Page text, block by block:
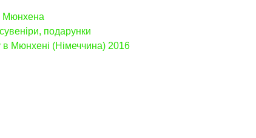
Мюнхена
подарунки
в Мюнхені (Німеччина) 2016